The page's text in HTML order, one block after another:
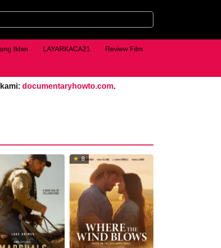
Iklan LAYARKACA21 Review Film
documentaryhowto.com.
8